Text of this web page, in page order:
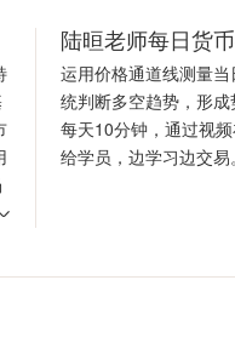
陆晅老师每日货
运用价格通道线测量
统判断多空趋势，形
每天10分钟，通过视
给学员，边学习边交易。